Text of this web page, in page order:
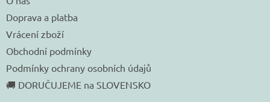
Doprava a platba
Vrácení zboží
Obchodní podmínky
Podmínky ochrany osobních údajů
🚚 DORUČUJEME na SLOVENSKO